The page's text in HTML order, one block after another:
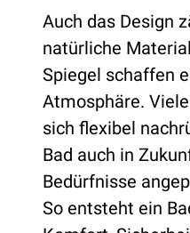
Auch das Design
natürliche
Spiegel schaffen
Atmosphäre.
sich flexibel
Bad auch in
Bedürfnisse
So entsteht ein